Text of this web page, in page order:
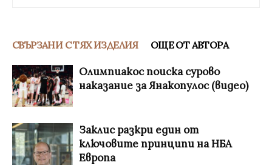
СВЪРЗАНИ С ТЯХ ИЗДЕЛИЯ ОЩЕ ОТ АВТОРА
Олимпиакос поиска сурово
наказание за Янакопулос (видео)
Заклис разкри един от
ключовите принципи на НБА
Европа